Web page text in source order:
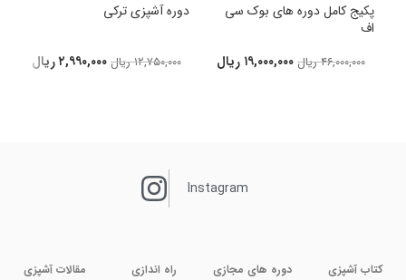
پکیج کامل دوره های بوک سی
اف
۴۶,۰۰۰,۰۰۰ ریال ۱۹,۰۰۰,۰۰۰ ریال
دوره آشپزی ترکی
۱۲,۷۵۰,۰۰۰ ریال ۲,۹۹۰,۰۰۰ریال
Instagram
کتاب آشپزی دوره های مجازی راه اندازی
مقالات آشپزی